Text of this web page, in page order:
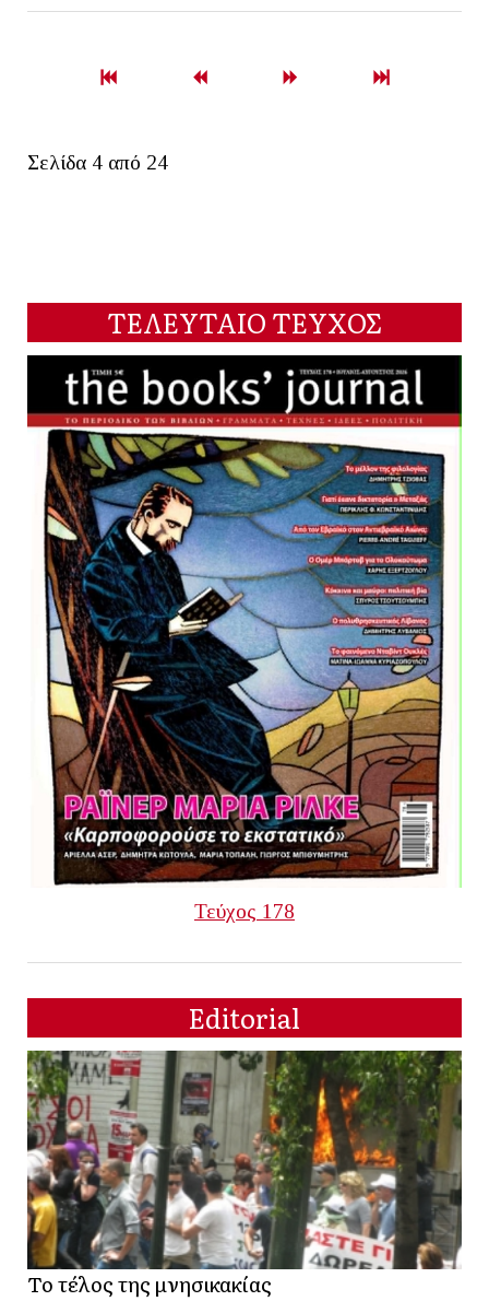
Σελίδα 4 από 24
ΤΕΛΕΥΤΑΙΟ ΤΕΥΧΟΣ
Τεύχος 178
Editorial
Το τέλος της μνησικακίας